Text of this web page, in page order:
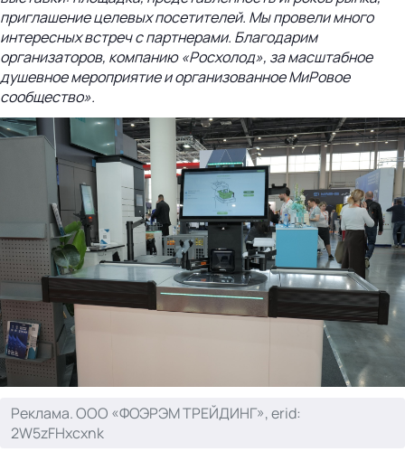
приглашение целевых посетителей. Мы провели много
интересных встреч с партнерами. Благодарим
организаторов, компанию «Росхолод», за масштабное
душевное мероприятие и организованное МиРовое
сообщество».
Реклама. ООО «ФОЭРЭМ ТРЕЙДИНГ», erid:
2W5zFHxcxnk